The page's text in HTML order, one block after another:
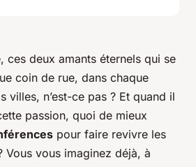
ces deux amants éternels qui se
coin de rue, dans chaque
villes, n’est-ce pas ? Et quand il
passion, quoi de mieux
pour faire revivre les
Vous vous imaginez déjà, à